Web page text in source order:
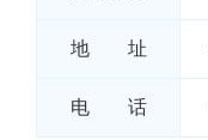
地 址
电 话